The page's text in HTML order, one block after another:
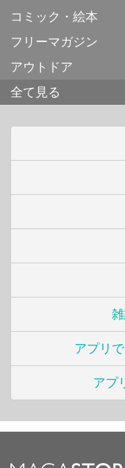
コミック・絵本
フリーマガジン
アウトドア
全て見る
アプリ
アプ